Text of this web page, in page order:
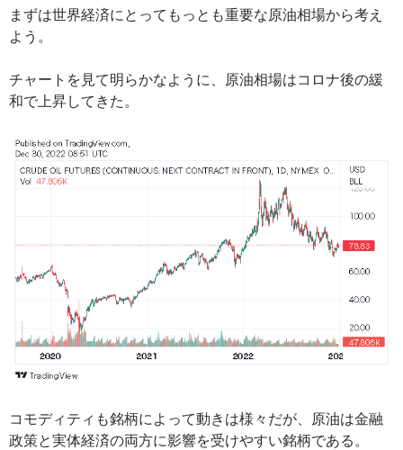
まずは世界経済にとってもっとも重要な原油相場から考え
よう。
チャートを見て明らかなように、原油相場はコロナ後の緩
和で上昇してきた。
コモディティも銘柄によって動きは様々だが、原油は金融
政策と実体経済の両方に影響を受けやすい銘柄である。